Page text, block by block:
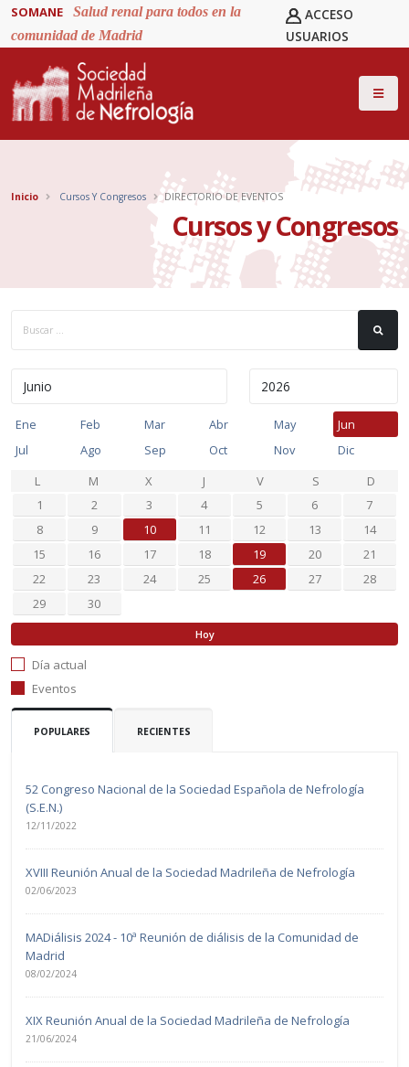
SOMANE
Salud renal para todos en la
comunidad de Madrid
ACCESO
USUARIOS
Inicio Cursos Y Congresos DIRECTORIO DE EVENTOS
Cursos y Congresos
Ene Feb Mar Abr May
Jun
Jul
Ago Sep Oct Nov
Dic
L
M X J V S
D
1
2 3 4 5 6
7
8
9 10 11 12 13
14
15
16 17 18 19 20
21
22
23 24 25 26 27
28
29
30
Hoy
Día actual
Eventos
POPULARES RECIENTES
52 Congreso Nacional de la Sociedad Española de Nefrología
(S.E.N.)
12/11/2022
XVIII Reunión Anual de la Sociedad Madrileña de Nefrología
02/06/2023
MADiálisis 2024 - 10ª Reunión de diálisis de la Comunidad de
Madrid
08/02/2024
XIX Reunión Anual de la Sociedad Madrileña de Nefrología
21/06/2024